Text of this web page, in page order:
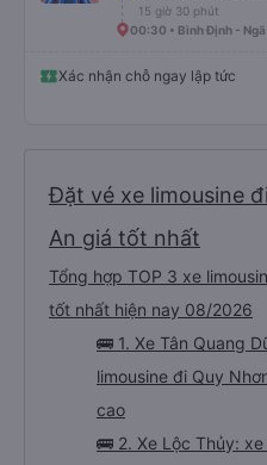
15 giờ 30 phút
00:30 • Bình Định - Ngã
Xác nhận chỗ ngay lập tức
Đặt vé xe limousine
An giá tốt nhất
Tổng hợp TOP 3 xe
tốt nhất hiện nay 08/2026
🚌 1. Xe Tân Quang
limousine đi Quy
cao
🚌 2. Xe Lộc Thủy: